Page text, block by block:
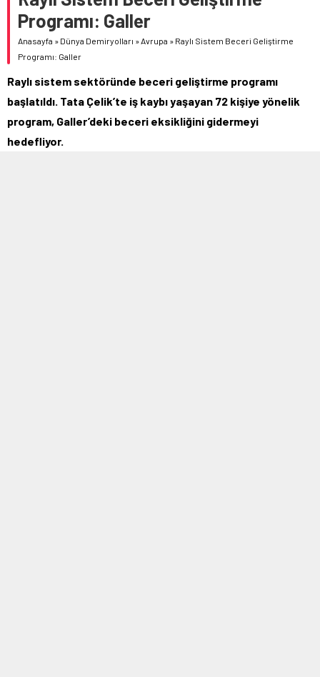
Programı: Galler
Anasayfa » Dünya Demiryolları »Avrupa » Raylı Sistem Beceri Geliştirme
Programı: Galler
Raylı sistem sektöründe beceri geliştirme programı
başlatıldı. Tata Çelik’te iş kaybı yaşayan 72 kişiye yönelik
program, Galler’deki beceri eksikliğini gidermeyi
hedefliyor.